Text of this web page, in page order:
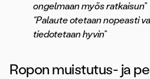
ongelmaan myös ratkaisun”
“Palaute otetaan nopeasti
tiedotetaan hyvin”
Ropon muistutus- ja